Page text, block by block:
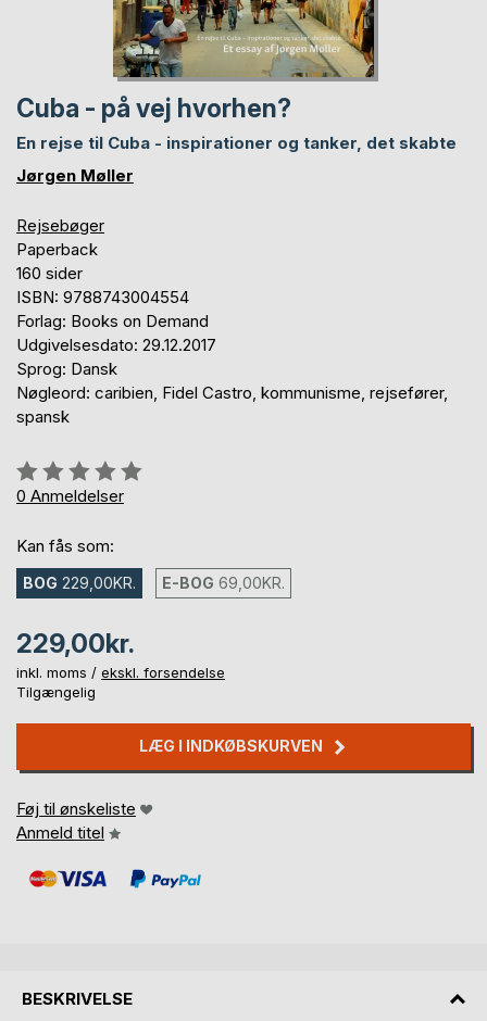
Cuba - på vej hvorhen?
En rejse til Cuba - inspirationer og tanker, det skabte
Jørgen Møller
Rejsebøger
Paperback
160 sider
ISBN: 9788743004554
Forlag: Books on Demand
Udgivelsesdato: 29.12.2017
Sprog: Dansk
Nøgleord: caribien, Fidel Castro, kommunisme, rejsefører,
spansk
Anmeldelse::
0%
0 Anmeldelser
Kan fås som:
BOG 229,00KR. E-BOG 69,00KR.
229,00kr.
inkl. moms / ekskl. forsendelse
Tilgængelig
LÆG I INDKØBSKURVEN
Føj til ønskeliste
Anmeld titel
BESKRIVELSE